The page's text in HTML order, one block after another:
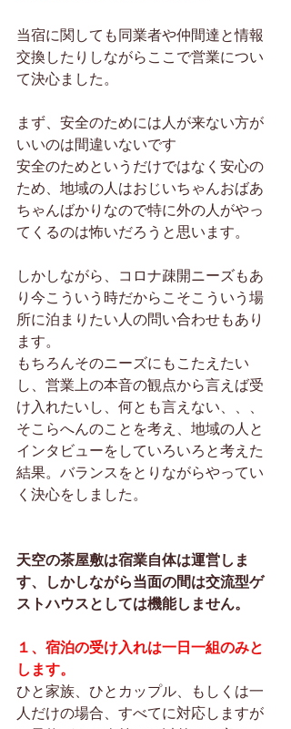
当宿に関しても同業者や仲間達と情報
交換したりしながらここで営業につい
て決心ました。
まず、安全のためには人が来ない方が
いいのは間違いないです
安全のためというだけではなく安心の
ため、地域の人はおじいちゃんおばあ
ちゃんばかりなので特に外の人がやっ
てくるのは怖いだろうと思います。
しかしながら、コロナ疎開ニーズもあ
り今こういう時だからこそこういう場
所に泊まりたい人の問い合わせもあり
ます。
もちろんそのニーズにもこたえたい
し、営業上の本音の観点から言えば受
け入れたいし、何とも言えない、、、
そこらへんのことを考え、地域の人と
インタビューをしていろいろと考えた
結果。バランスをとりながらやってい
く決心をしました。
天空の茶屋敷は宿業自体は運営しま
す、しかしながら当面の間は交流型ゲ
ストハウスとしては機能しません。
１、宿泊の受け入れは一日一組のみと
します。
ひと家族、ひとカップル、もしくは一
人だけの場合、すべてに対応しますが